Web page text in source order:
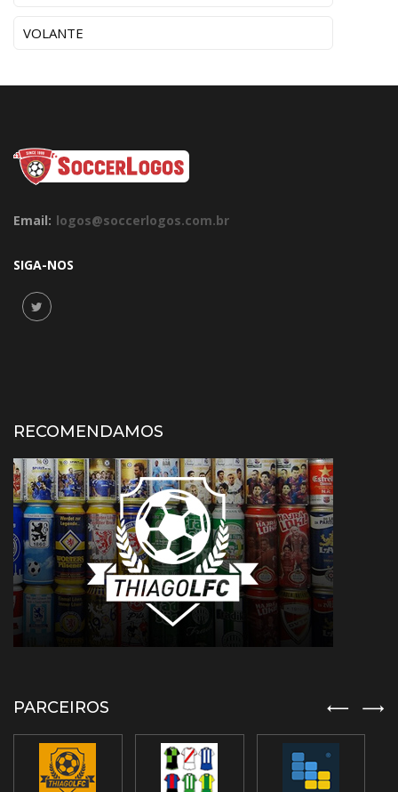
VOLANTE
Email: logos@soccerlogos.com.br
SIGA-NOS
RECOMENDAMOS
PARCEIROS